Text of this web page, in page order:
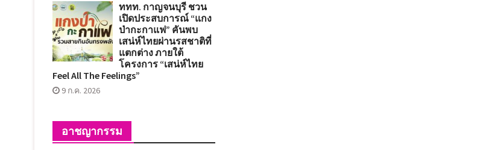
ททท. กาญจนบุรี ชวน
เปิดประสบการณ์ “แกง
ป่ากะกาแฟ” คันพบ
เสน่ห์ไทยผ่านรสชาติที่
แตกต่าง ภายใต้
โครงการ “เสน่ห์ไทย
Feel All The Feelings”
9 ก.ค. 2026
อาชญากรรม